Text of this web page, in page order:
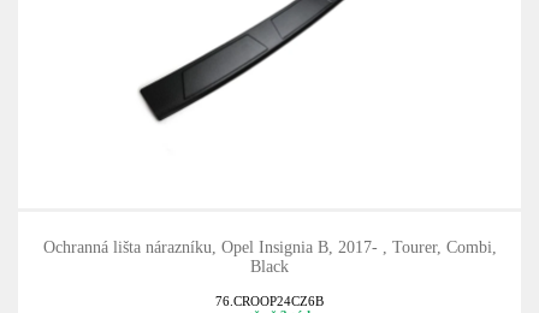
Ochranná lišta nárazníku, Opel Insignia B, 2017- , Tourer, Combi,
Black
76.CROOP24CZ6B